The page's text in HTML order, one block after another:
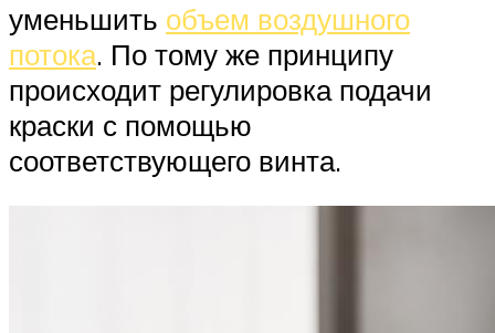
уменьшить объем воздушного
потока. По тому же принципу
происходит регулировка подачи
краски с помощью
соответствующего винта.